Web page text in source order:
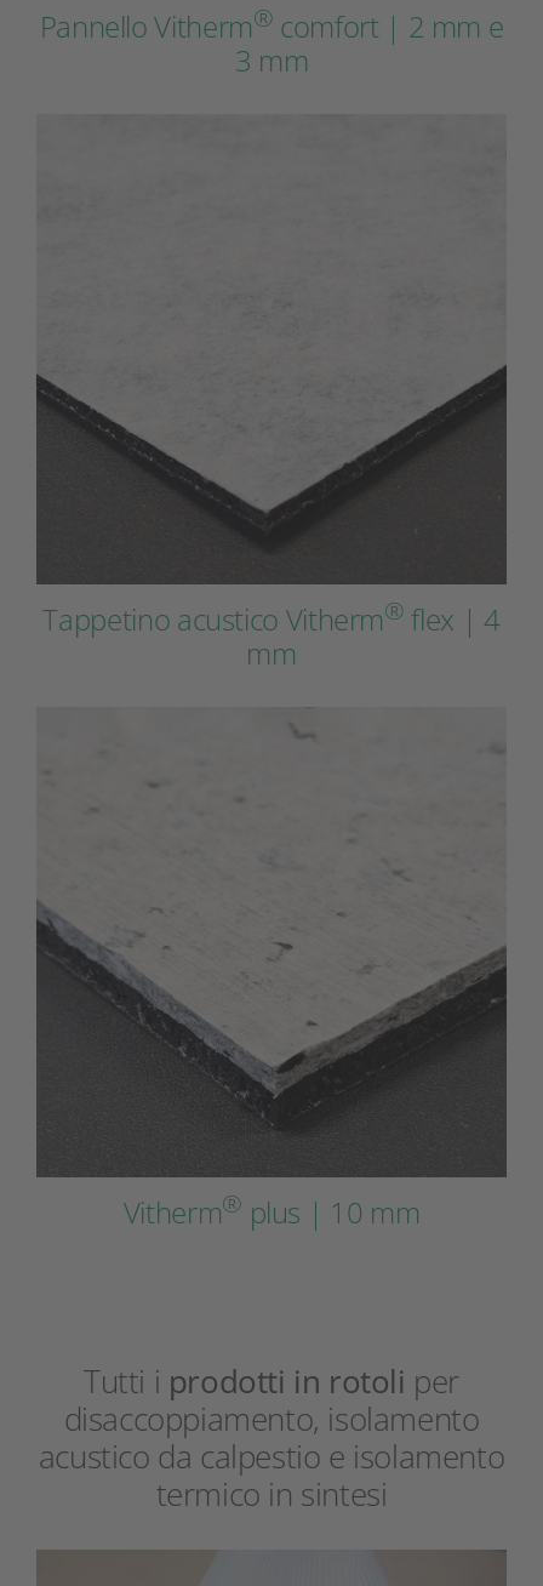
Pannello Vitherm® comfort | 2 mm e
3 mm
Tappetino acustico Vitherm® flex | 4
mm
Vitherm® plus | 10 mm
Tutti i prodotti in rotoli per
disaccoppiamento, isolamento
acustico da calpestio e isolamento
termico in sintesi